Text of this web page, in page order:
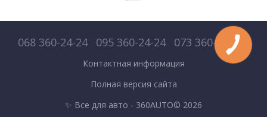
068 360-24-24 095 360-24-24 073 360-24-24
Контактная информация
Полная версия сайта
✨ Все для авто - 360AUTO© 2026